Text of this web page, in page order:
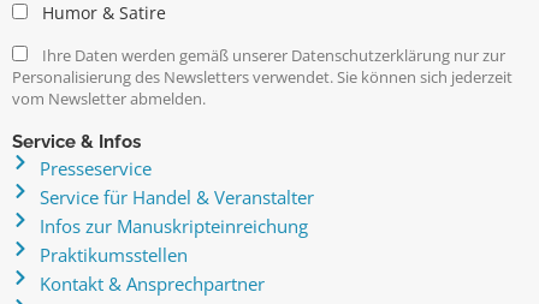
Humor & Satire
Ihre Daten werden gemäß unserer Datenschutzerklärung nur zur
Personalisierung des Newsletters verwendet. Sie können sich jederzeit
vom Newsletter abmelden.
Service & Infos
Presseservice
Service für Handel & Veranstalter
Infos zur Manuskripteinreichung
Praktikumsstellen
Kontakt & Ansprechpartner